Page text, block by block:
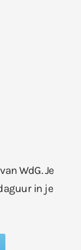
WdG. Je
in je